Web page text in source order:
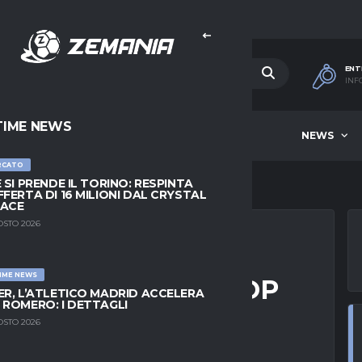
NEWS
NEWS
SI PRENDE IL TORINO: RESPINTA
DI 16 MILIONI DAL CRYSTAL
2026
NEWS
L’ATLETICO MADRID ACCELERA
ROMERO: I DETTAGLI
2026
BREMER: STOP